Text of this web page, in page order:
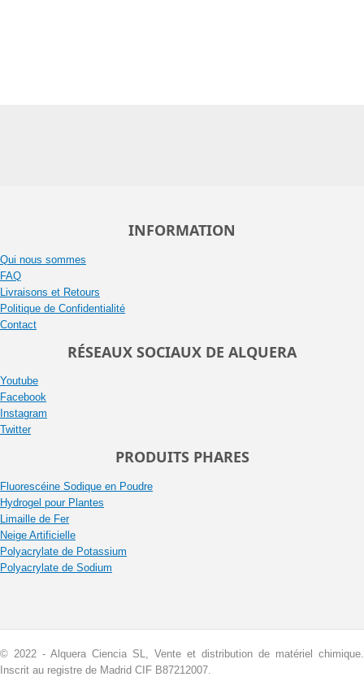
INFORMATION
Qui nous sommes
FAQ
Livraisons et Retours
Politique de Confidentialité
Contact
RÉSEAUX SOCIAUX DE ALQUERA
Youtube
Facebook
Instagram
Twitter
PRODUITS PHARES
Fluorescéine Sodique en Poudre
Hydrogel pour Plantes
Limaille de Fer
Neige Artificielle
Polyacrylate de Potassium
Polyacrylate de Sodium
© 2022 - Alquera Ciencia SL, Vente et distribution de matériel chimique.
Inscrit au registre de Madrid CIF B87212007.